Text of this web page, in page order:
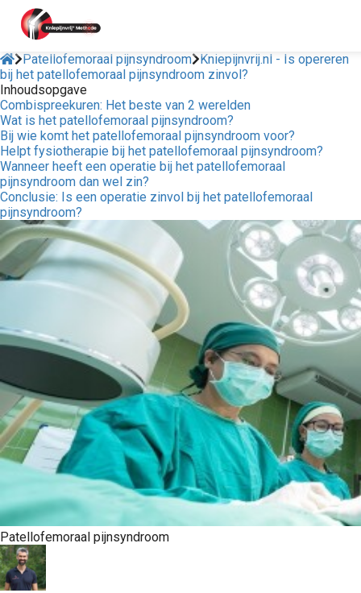
Patellofemoraal pijnsyndroom
Kniepijnvrij.nl - Is opereren
bij het patellofemoraal pijnsyndroom zinvol?
Inhoudsopgave
Combispreekuren: Het beste van 2 werelden
Wat is het patellofemoraal pijnsyndroom?
Bij wie komt het patellofemoraal pijnsyndroom voor?
Helpt fysiotherapie bij het patellofemoraal pijnsyndroom?
Wanneer heeft een operatie bij het patellofemoraal
pijnsyndroom dan wel zin?
Conclusie: Is een operatie zinvol bij het patellofemoraal
pijnsyndroom?
Patellofemoraal pijnsyndroom
policy
zijn
om
te
deze
niet
om
te
over
van